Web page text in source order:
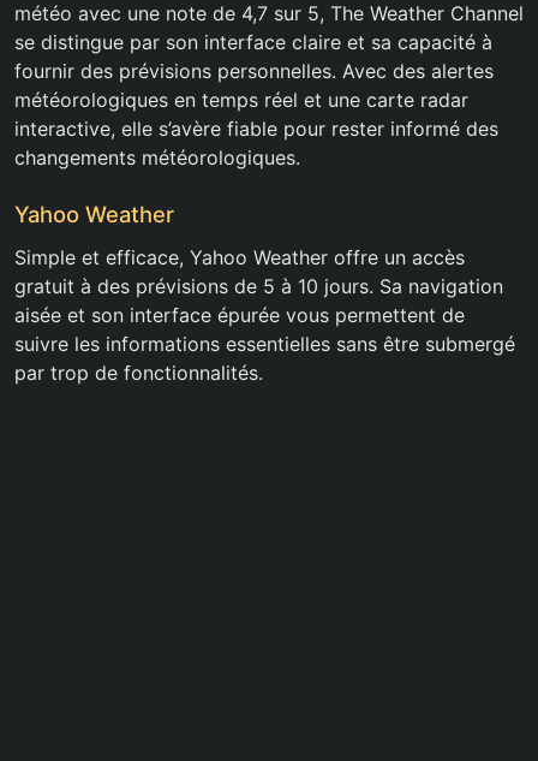
météo avec une note de 4,7 sur 5, The Weather Channel
se distingue par son interface claire et sa capacité à
fournir des prévisions personnelles. Avec des alertes
météorologiques en temps réel et une carte radar
interactive, elle s’avère fiable pour rester informé des
changements météorologiques.
Yahoo Weather
Simple et efficace, Yahoo Weather offre un accès
gratuit à des prévisions de 5 à 10 jours. Sa navigation
aisée et son interface épurée vous permettent de
suivre les informations essentielles sans être submergé
par trop de fonctionnalités.